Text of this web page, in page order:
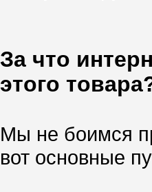
За что
этого
Мы не боимся
вот основные